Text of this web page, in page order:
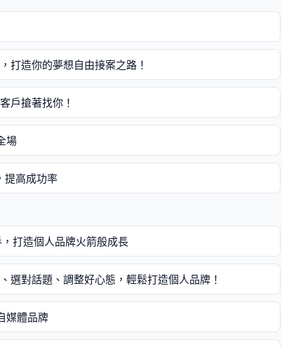
打造你的夢想自由接案之路！
戶搶著找你！
場
提高成功率
打造個人品牌火箭般成長
選對話題、調整好心態，輕鬆打造個人品牌！
媒體品牌